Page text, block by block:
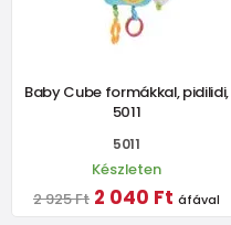
Baby Cube formákkal, pidilidi,
5011
5011
Készleten
2 925 Ft 2 040 Ft áfával